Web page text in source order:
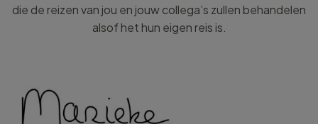
die de reizen van jou en jouw collega’s zullen behandelen
alsof het hun eigen reis is.